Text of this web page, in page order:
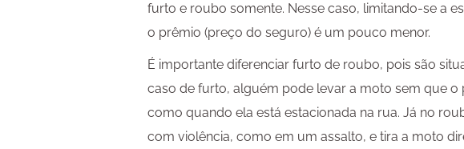
furto e roubo somente. Nesse caso, limitando-se a
o prêmio (preço do seguro) é um pouco menor.
É importante diferenciar furto de roubo, pois são
caso de furto, alguém pode levar a moto sem que o
como quando ela está estacionada na rua. Já no
com violência, como em um assalto, e tira a moto